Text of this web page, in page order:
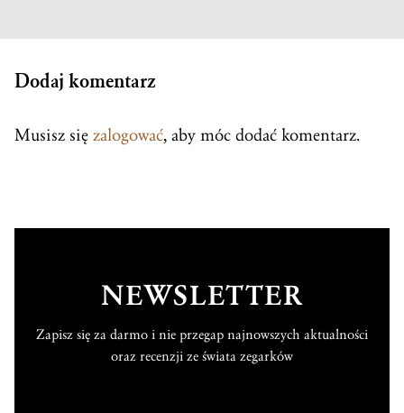
Dodaj komentarz
Musisz się zalogować, aby móc dodać komentarz.
NEWSLETTER
Zapisz się za darmo i nie przegap najnowszych aktualności
oraz recenzji ze świata zegarków